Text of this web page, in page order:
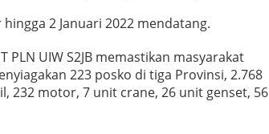
2 Januari 2022 mendatang.
UIW S2JB memastikan masyarakat
223 posko di tiga Provinsi, 2.768
232 motor, 7 unit crane, 26 unit genset, 56